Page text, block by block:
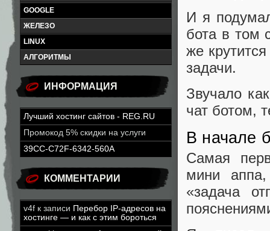
GOOGLE
ЖЕЛЕЗО
LINUX
АЛГОРИТМЫ
ИНФОРМАЦИЯ
Лучший хостинг сайтов - REG.RU
Промокод 5% скидки на услуги
39CC-C72F-6342-560A
КОММЕНТАРИИ
v4f к записи Перебор IP-адресов на
хостинге — и как с этим бороться
И я
бота в том
же
задачи.
Звучало
чат ботом,
В начале
Самая
мини аппа,
«задача